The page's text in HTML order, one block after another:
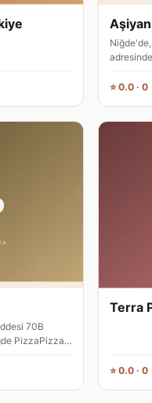
pizza
⭐ 0.0 · 0
70B
PizzaPizza,
g…
Terra
⭐ 0.0 · 0